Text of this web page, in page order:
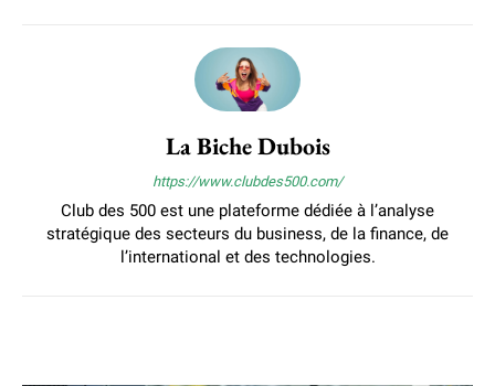
La Biche Dubois
https://www.clubdes500.com/
Club des 500 est une plateforme dédiée à l’analyse
stratégique des secteurs du business, de la finance, de
l’international et des technologies.